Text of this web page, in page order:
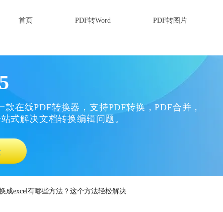
首页 PDF转Word PDF转图片
款在线PDF转换器，支持PDF转换，PDF合并，
式解决文档转换编辑问题。
成excel有哪些方法？这个方法轻松解决